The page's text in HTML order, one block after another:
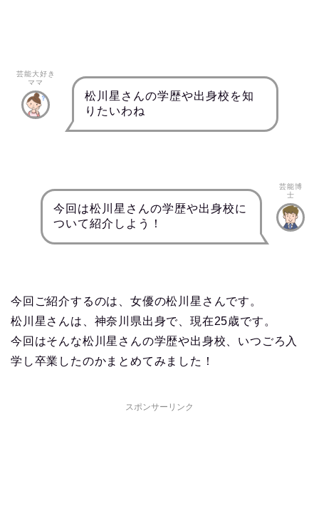
芸能大好き
ママ
松川星さんの学歴や出身校を知
りたいわね
今回は松川星さんの学歴や出身校に
ついて紹介しよう！
芸能博
士
今回ご紹介するのは、女優の松川星さんです。
松川星さんは、神奈川県出身で、現在25歳です。
今回はそんな松川星さんの学歴や出身校、いつごろ入
学し卒業したのかまとめてみました！
スポンサーリンク